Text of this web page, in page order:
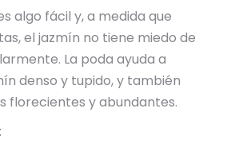
algo fácil y, a medida que
el jazmín no tiene miedo de
La poda ayuda a
denso y tupido, y también
florecientes y abundantes.
: